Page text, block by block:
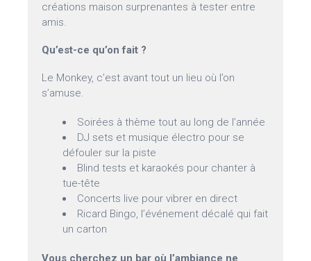
créations maison surprenantes à tester entre
amis.
Qu’est-ce qu’on fait ?
Le Monkey, c’est avant tout un lieu où l’on
s’amuse.
Soirées à thème tout au long de l’année
DJ sets et musique électro pour se
défouler sur la piste
Blind tests et karaokés pour chanter à
tue-tête
Concerts live pour vibrer en direct
Ricard Bingo, l’événement décalé qui fait
un carton
Vous cherchez un bar où l’ambiance ne